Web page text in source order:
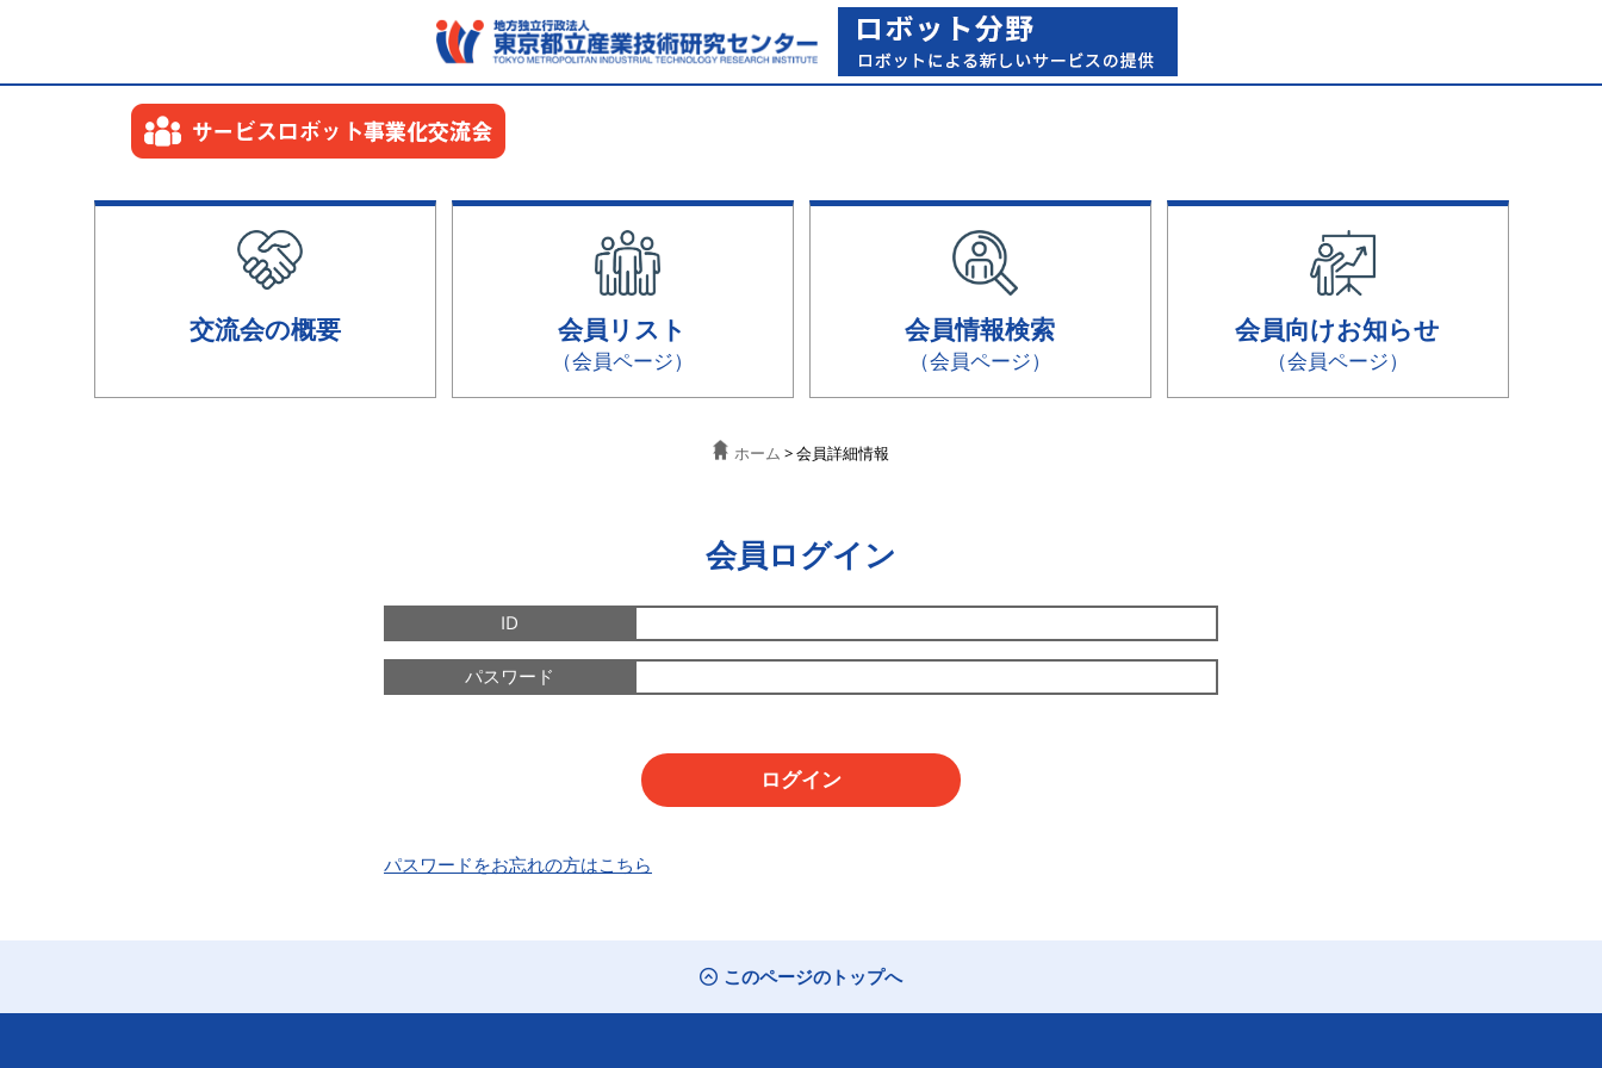
交流会の概要 会員リスト
（会員ページ）
会員情報検索
（会員ページ）
会員向けお知らせ
（会員ページ）
ホーム > 会員詳細情報
会員ログイン
ID
パスワード
パスワードをお忘れの方はこちら
このページのトップへ